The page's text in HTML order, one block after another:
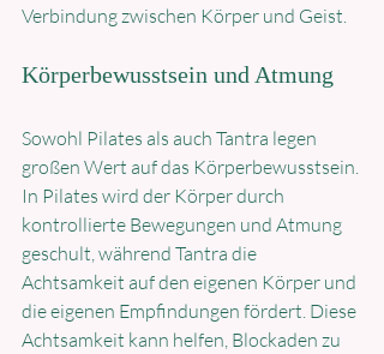
Verbindung zwischen Körper und Geist.
Körperbewusstsein und Atmung
Sowohl Pilates als auch Tantra legen
großen Wert auf das Körperbewusstsein.
In Pilates wird der Körper durch
kontrollierte Bewegungen und Atmung
geschult, während Tantra die
Achtsamkeit auf den eigenen Körper und
die eigenen Empfindungen fördert. Diese
Achtsamkeit kann helfen, Blockaden zu